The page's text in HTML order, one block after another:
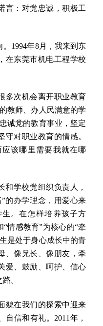
言：对党忠诚，积极工
1994年8月，我来到东
在东莞市机电工程学校
多次机会离开职业教育
教师、办人民满意的学
诚党的教育事业，坚定
守对职业教育的情感。
该哪里需要我就在哪
和学校党组织负责人，
的办学理念，用爱心来
。在怎样培养孩子方
情感教育”为核心的“牵
是处于身心成长中的青
、像兄长、像朋友，牵
爱、鼓励、呵护、信心
。
貌在我们的探索中迎来
信和有礼。2011年，